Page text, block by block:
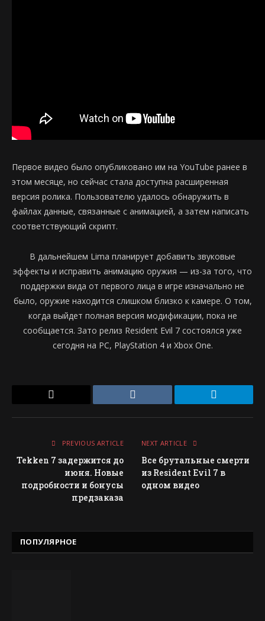
Первое видео было опубликовано им на YouTube ранее в
этом месяце, но сейчас стала доступна расширенная
версия ролика. Пользователю удалось обнаружить в
файлах данные, связанные с анимацией, а затем написать
соответствующий скрипт.
В дальнейшем Lima планирует добавить звуковые
эффекты и исправить анимацию оружия — из-за того, что
поддержки вида от первого лица в игре изначально не
было, оружие находится слишком близко к камере. О том,
когда выйдет полная версия модификации, пока не
сообщается. Зато релиз Resident Evil 7 состоялся уже
сегодня на PC, PlayStation 4 и Xbox One.
VKontakte Telegram
PREVIOUS ARTICLE
Tekken 7 задержится до
июня. Новые
подробности и бонусы
предзаказа
NEXT ARTICLE
Все брутальные смерти
из Resident Evil 7 в
одном видео
ПОПУЛЯРНОЕ